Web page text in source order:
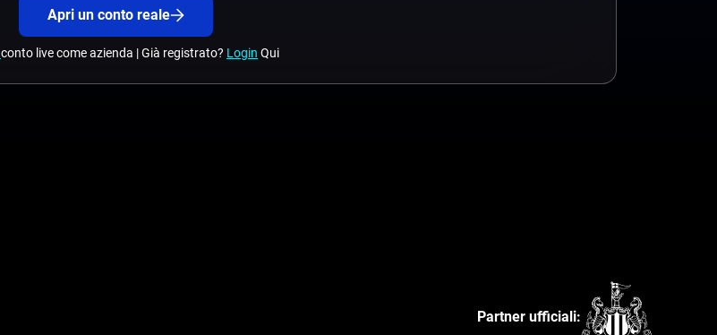
Apri un conto reale
conto live come azienda | Già registrato? Login Qui
Partner ufficiali: